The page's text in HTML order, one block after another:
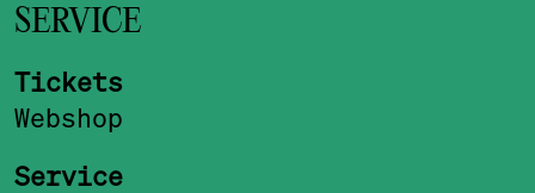
SERVICE
Tickets
Webshop
Service